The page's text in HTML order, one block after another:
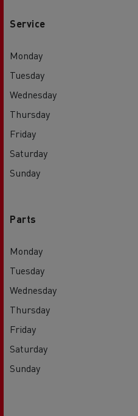
Service
Monday
Tuesday
Wednesday
Thursday
Friday
Saturday
Sunday
Parts
Monday
Tuesday
Wednesday
Thursday
Friday
Saturday
Sunday